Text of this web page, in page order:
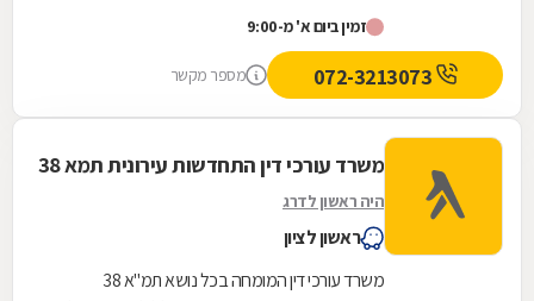
בכל...זמין ביום א' מ-9:00
מספר מקשר
משרד עורכי דין התחדשות עירונית תמא 38
היה ראשון לדרג
ראשון לציון
משרד עורכי דין המומחה בכל נושא תמ"א 38